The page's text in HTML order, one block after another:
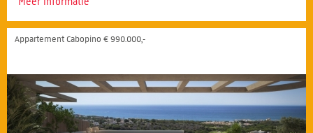
Appartement Cabopino € 990.000,-